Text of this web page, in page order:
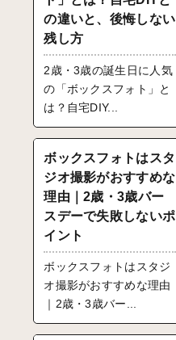
の違いと、後悔しない
残し方
2歳・3歳の誕生日に人気
の「ボックスフォト」と
は？自宅DIY...
ボックスフォトはスタ
ジオ撮影がおすすめな
理由｜2歳・3歳バー
スデーで失敗しないポ
イント
ボックスフォトはスタジ
オ撮影がおすすめな理由
｜2歳・3歳バー...